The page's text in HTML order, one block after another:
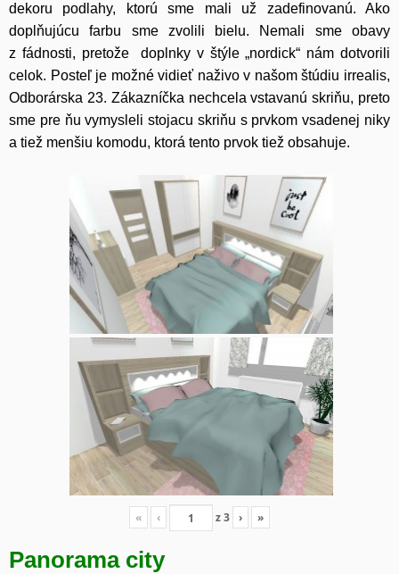
dekoru podlahy, ktorú sme mali už zadefinovanú. Ako
doplňujúcu farbu sme zvolili bielu. Nemali sme obavy
z fádnosti, pretože doplnky v štýle „nordick“ nám dotvorili
celok. Posteľ je možné vidieť naživo v našom štúdiu irrealis,
Odborárska 23. Zákazníčka nechcela vstavanú skriňu, preto
sme pre ňu vymysleli stojacu skriňu s prvkom vsadenej niky
a tiež menšiu komodu, ktorá tento prvok tiež obsahuje.
« ‹ z3 › »
Panorama city